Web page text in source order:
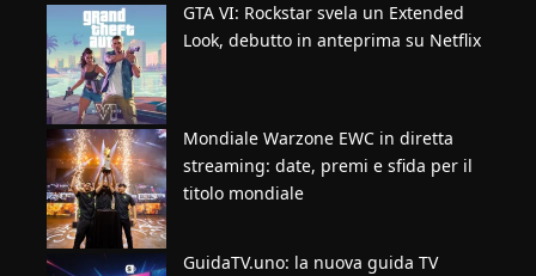
GTA VI: Rockstar svela un Extended
Look, debutto in anteprima su Netflix
Mondiale Warzone EWC in diretta
streaming: date, premi e sfida per il
titolo mondiale
GuidaTV.uno: la nuova guida TV